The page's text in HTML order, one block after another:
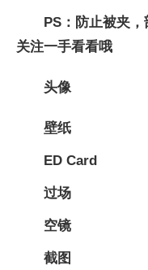
PS：防止被夹
关注一手看看哦
头像
壁纸
ED Card
过场
空镜
截图